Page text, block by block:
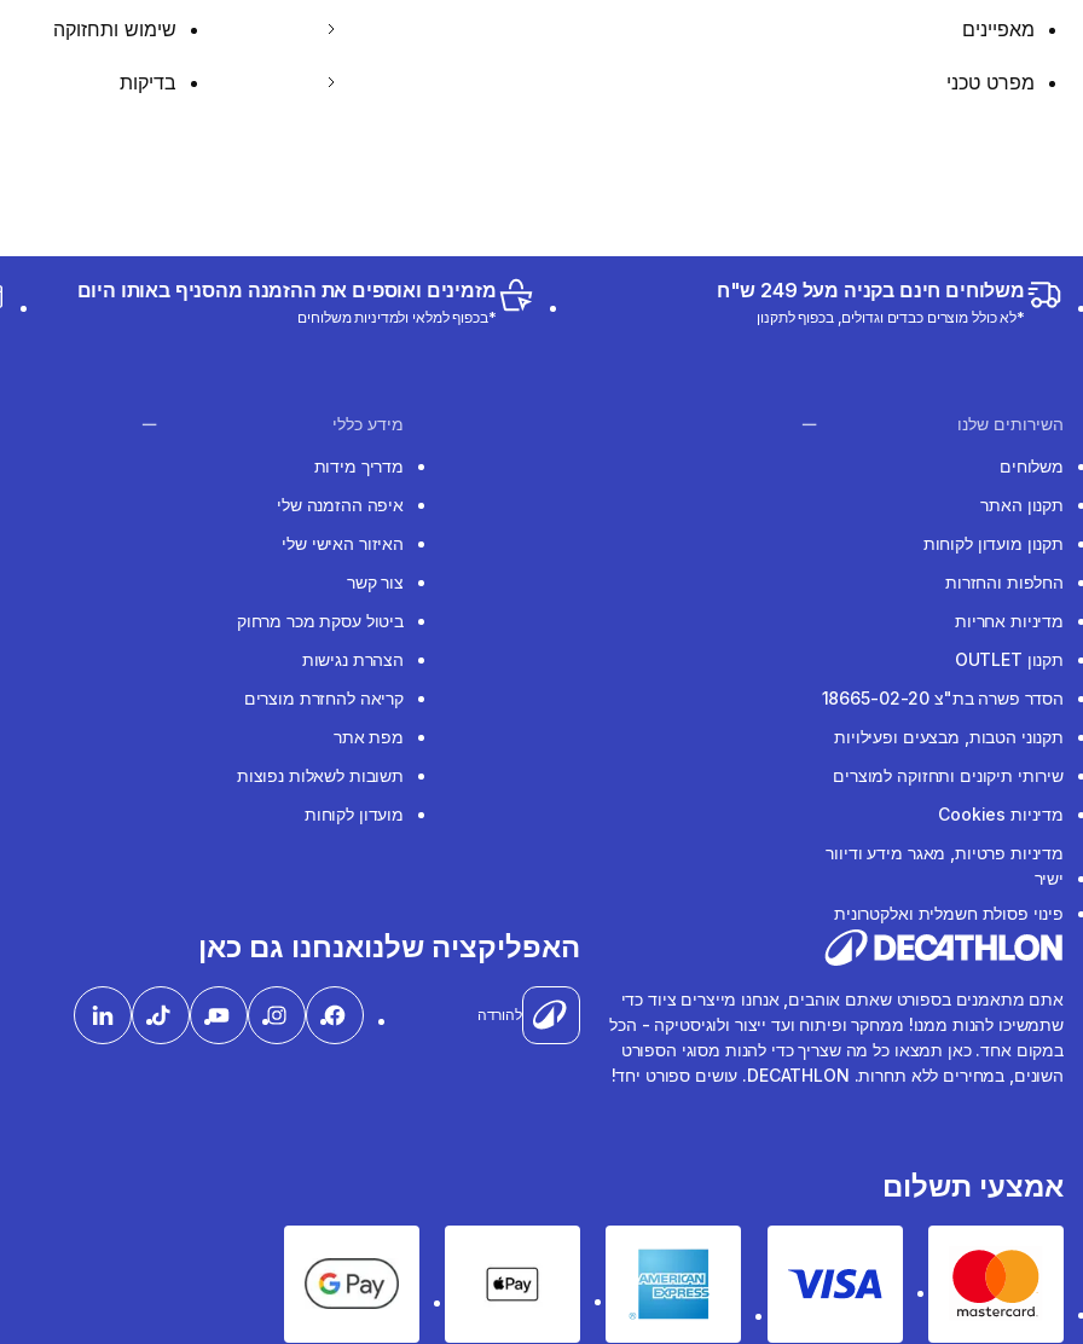
מאפיינים שימוש ותחזוקה
מפרט טכני בדיקות
משלוחים חינם בקניה מעל 249 ש"ח
*לא כולל מוצרים כבדים וגדולים, בכפוף לתקנון
מזמינים ואוספים את ההזמנה מהסניף באותו היום
*בכפוף למלאי ולמדיניות משלוחים
השירותים שלנו
משלוחים
תקנון האתר
תקנון מועדון לקוחות
החלפות והחזרות
מדיניות אחריות
תקנון OUTLET
הסדר פשרה בת"צ 18665-02-20
תקנוני הטבות, מבצעים ופעילויות
שירותי תיקונים ותחזוקה למוצרים
מדיניות Cookies
מדיניות פרטיות, מאגר מידע ודיוור
ישיר
פינוי פסולת חשמלית ואלקטרונית
מידע כללי
מדריך מידות
איפה ההזמנה שלי
האיזור האישי שלי
צור קשר
ביטול עסקת מכר מרחוק
הצהרת נגישות
קריאה להחזרת מוצרים
מפת אתר
תשובות לשאלות נפוצות
מועדון לקוחות
אתם מתאמנים בספורט שאתם אוהבים, אנחנו מייצרים ציוד כדי
שתמשיכו להנות ממנו! ממחקר ופיתוח ועד ייצור ולוגיסטיקה - הכל
במקום אחד. כאן תמצאו כל מה שצריך כדי להנות מסוגי הספורט
השונים, במחירים ללא תחרות. DECATHLON. עושים ספורט יחד!
האפליקציה שלנו
להורדה
אנחנו גם כאן
אמצעי תשלום
Mastercard
Visa
American express
Apple Pay
Google Pay